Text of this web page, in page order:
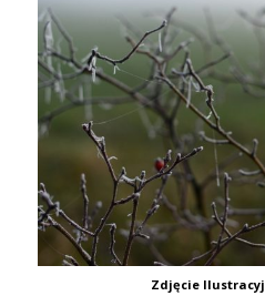
Zdjęcie